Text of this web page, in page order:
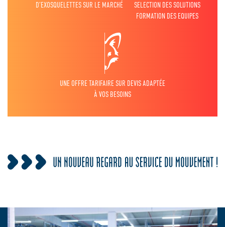
D’EXOSQUELETTES SUR LE MARCHÉ
SELECTION DES SOLUTIONS
FORMATION DES EQUIPES
UNE OFFRE TARIFAIRE SUR DEVIS ADAPTÉE
À VOS BESOINS